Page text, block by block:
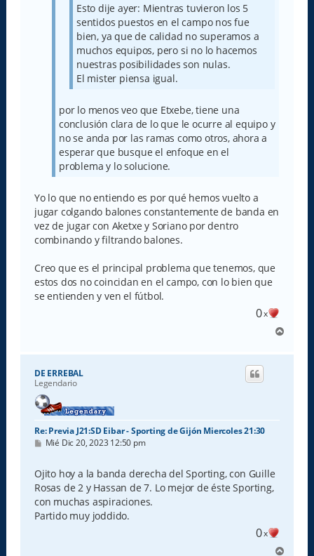
Esto dije ayer: Mientras tuvieron los 5
sentidos puestos en el campo nos fue
bien, ya que de calidad no superamos a
muchos equipos, pero si no lo hacemos
nuestras posibilidades son nulas.
El mister piensa igual.
por lo menos veo que Etxebe, tiene una
conclusión clara de lo que le ocurre al equipo y
no se anda por las ramas como otros, ahora a
esperar que busque el enfoque en el
problema y lo solucione.
Yo lo que no entiendo es por qué hemos vuelto a
jugar colgando balones constantemente de banda en
vez de jugar con Aketxe y Soriano por dentro
combinando y filtrando balones.
Creo que es el principal problema que tenemos, que
estos dos no coincidan en el campo, con lo bien que
se entienden y ven el fútbol.
0x
r
DE ERREBAL
Legendario
Re: Previa J21:SD Eibar - Sporting de Gijón Miercoles 21:30
M
s
a
j
e
Mié Dic 20, 2023 12:50 pm
Ojito hoy a la banda derecha del Sporting, con Guille
Rosas de 2 y Hassan de 7. Lo mejor de éste Sporting,
con muchas aspiraciones.
Partido muy joddido.
0x